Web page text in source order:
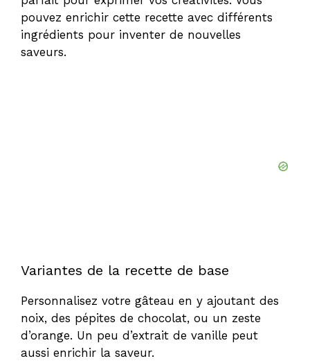
pouvez enrichir cette recette avec différents
ingrédients pour inventer de nouvelles
saveurs.
Variantes de la recette de base
Personnalisez votre gâteau en y ajoutant des
noix, des pépites de chocolat, ou un zeste
d’orange. Un peu d’extrait de vanille peut
aussi enrichir la saveur.